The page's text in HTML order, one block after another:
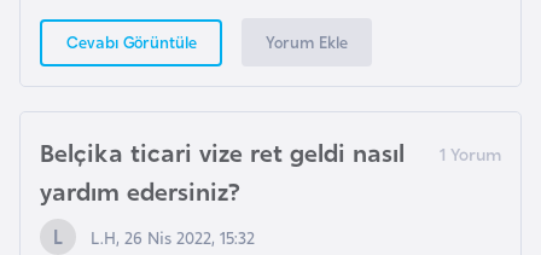
Cevabı Görüntüle Yorum Ekle
Belçika ticari vize ret geldi nasıl
yardım edersiniz?
L.H, 26 Nis 2022, 15:32
G
u
a
n